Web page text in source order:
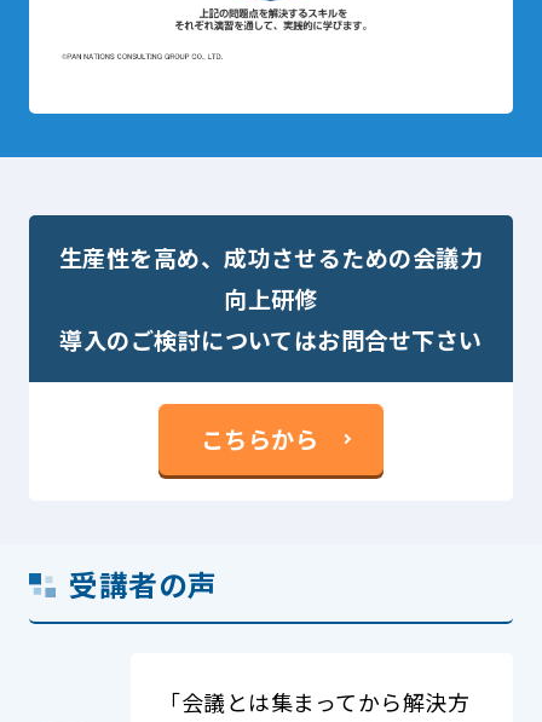
生産性を高め、成功させるための会議力
向上研修
導入のご検討についてはお問合せ下さい
こちらから
受講者の声
「会議とは集まってから解決方